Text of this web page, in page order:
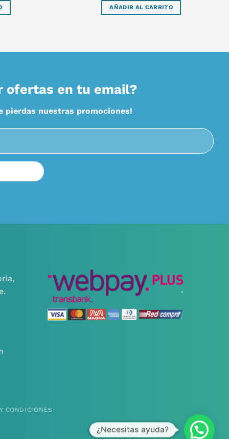
AÑADIR AL CARRITO
ofertas en tu email?
pierdas nuestras promociones!
CONDICIONES
¿Necesitas ayuda?